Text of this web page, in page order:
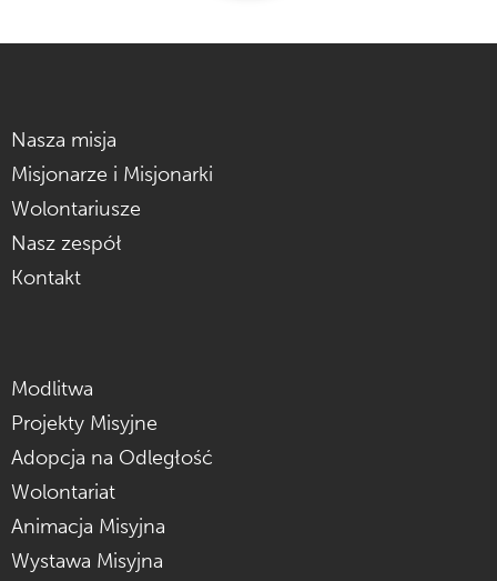
Nasza misja
Misjonarze i Misjonarki
Wolontariusze
Nasz zespół
Kontakt
Modlitwa
Projekty Misyjne
Adopcja na Odległość
Wolontariat
Animacja Misyjna
Wystawa Misyjna